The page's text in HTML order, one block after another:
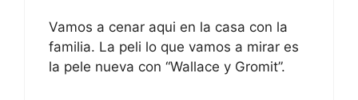
Vamos a cenar aqui en la casa con la
familia. La peli lo que vamos a mirar es
la pele nueva con “Wallace y Gromit”.